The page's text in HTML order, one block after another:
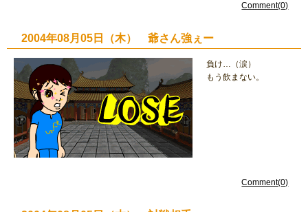
Comment(0)
2004年08月05日（木） 爺さん強ぇー
負け…（涙）
もう飲まない。
Comment(0)